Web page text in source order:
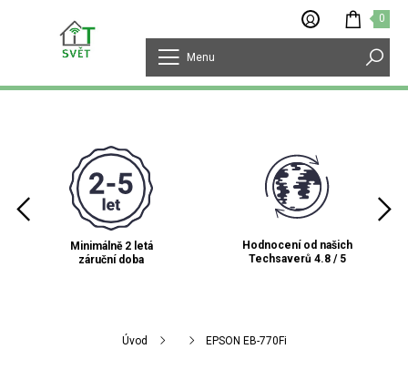
0
Menu
Minimálně 2 letá
záruční doba
Hodnocení od našich
Techsaverů 4.8 / 5
Úvod EPSON EB-770Fi